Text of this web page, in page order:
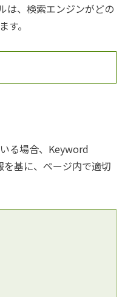
は、検索エンジンがどの
。
る場合、Keyword
基に、ページ内で適切